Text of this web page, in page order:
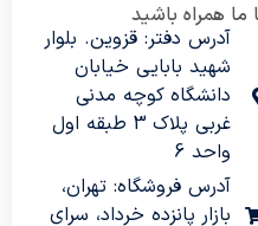
ما همراه باشید
آدرس دفتر: قزوین. بلوار
شهید بابایی خیابان
دانشگاه کوچه مدنی
غربی پلاک 3 طبقه اول
واحد 6
آدرس فروشگاه: تهران،
بازار پانزده خرداد، سرای